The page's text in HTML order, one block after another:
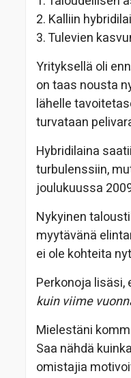
2. Kalliin
3. Tulevien
Yrityksellä oli
on taas nousta
lähelle
turvataan
Hybridilaina
turbulenssiin,
joulukuussa
Nykyinen
myytävänä
ei ole kohteita
Perkonoja lisäsi,
kuin viime
Mielestäni
Saa nähdä
omistajia